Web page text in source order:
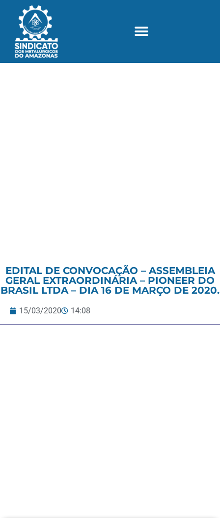
EDITAL DE CONVOCAÇÃO – ASSEMBLEIA
GERAL EXTRAORDINÁRIA – PIONEER DO
BRASIL LTDA – DIA 16 DE MARÇO DE 2020.
15/03/2020 14:08